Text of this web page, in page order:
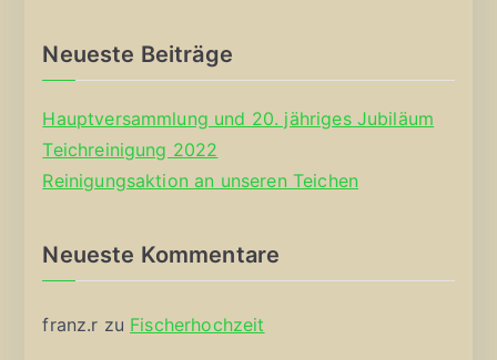
Neueste Beiträge
Hauptversammlung und 20. jähriges Jubiläum
Teichreinigung 2022
Reinigungsaktion an unseren Teichen
Neueste Kommentare
franz.r zu Fischerhochzeit